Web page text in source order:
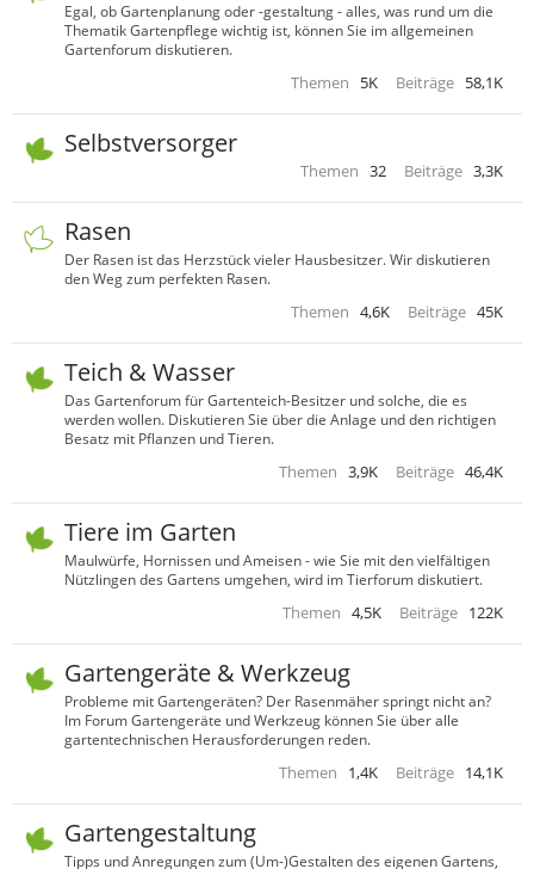
Egal, ob Gartenplanung oder -gestaltung - alles, was rund um die
Thematik Gartenpflege wichtig ist, können Sie im allgemeinen
Gartenforum diskutieren.
Themen 5K Beiträge 58,1K
Selbstversorger
Themen 32 Beiträge 3,3K
Rasen
Der Rasen ist das Herzstück vieler Hausbesitzer. Wir diskutieren
den Weg zum perfekten Rasen.
Themen 4,6K Beiträge 45K
Teich & Wasser
Das Gartenforum für Gartenteich-Besitzer und solche, die es
werden wollen. Diskutieren Sie über die Anlage und den richtigen
Besatz mit Pflanzen und Tieren.
Themen 3,9K Beiträge 46,4K
Tiere im Garten
Maulwürfe, Hornissen und Ameisen - wie Sie mit den vielfältigen
Nützlingen des Gartens umgehen, wird im Tierforum diskutiert.
Themen 4,5K Beiträge 122K
Gartengeräte & Werkzeug
Probleme mit Gartengeräten? Der Rasenmäher springt nicht an?
Im Forum Gartengeräte und Werkzeug können Sie über alle
gartentechnischen Herausforderungen reden.
Themen 1,4K Beiträge 14,1K
Gartengestaltung
Tipps und Anregungen zum (Um-)Gestalten des eigenen Gartens,